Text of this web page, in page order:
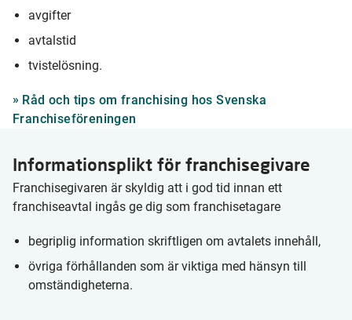
avgifter
avtalstid
tvistelösning.
Råd och tips om franchising hos Svenska
Franchiseföreningen
Informationsplikt för franchisegivare
Franchisegivaren är skyldig att i god tid innan ett
franchiseavtal ingås ge dig som franchisetagare
begriplig information skriftligen om avtalets innehåll,
övriga förhållanden som är viktiga med hänsyn till
omständigheterna.